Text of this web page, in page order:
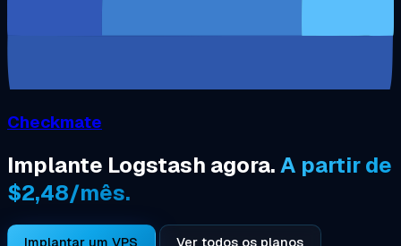
Checkmate
Implante Logstash agora.A partir de
$2,48/mês.
Implantar um VPS Ver todos os planos